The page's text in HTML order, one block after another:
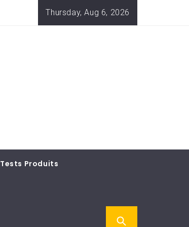
Thursday, Aug 6, 2026
Tests Produits